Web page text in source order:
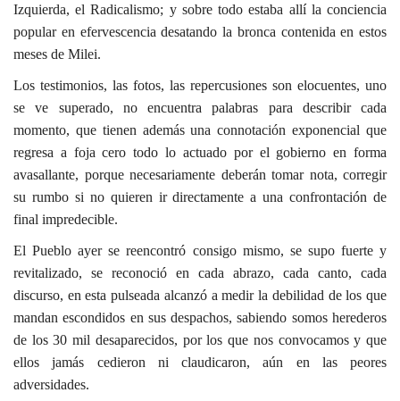
Izquierda, el Radicalismo; y sobre todo estaba allí la conciencia
popular en efervescencia desatando la bronca contenida en estos
meses de Milei.
Los testimonios, las fotos, las repercusiones son elocuentes, uno
se ve superado, no encuentra palabras para describir cada
momento, que tienen además una connotación exponencial que
regresa a foja cero todo lo actuado por el gobierno en forma
avasallante, porque necesariamente deberán tomar nota, corregir
su rumbo si no quieren ir directamente a una confrontación de
final impredecible.
El Pueblo ayer se reencontró consigo mismo, se supo fuerte y
revitalizado, se reconoció en cada abrazo, cada canto, cada
discurso, en esta pulseada alcanzó a medir la debilidad de los que
mandan escondidos en sus despachos, sabiendo somos herederos
de los 30 mil desaparecidos, por los que nos convocamos y que
ellos jamás cedieron ni claudicaron, aún en las peores
adversidades.